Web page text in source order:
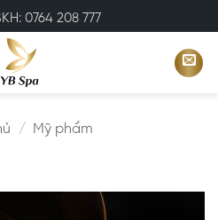
0764 208 777
/ Mỹ phẩm